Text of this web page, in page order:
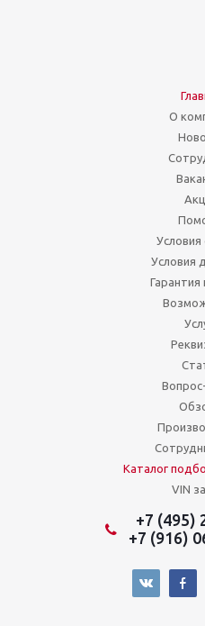
О
Условия
Гарантия
Каталог
VIN
+7 (495)
+7 (916)